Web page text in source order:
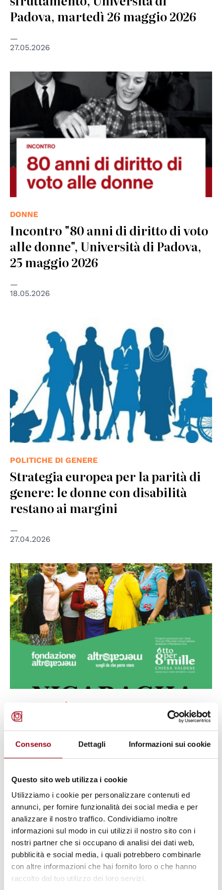
Consenso Dettagli Informazioni sui cookie
Questo sito web utilizza i cookie
Utilizziamo i cookie per personalizzare contenuti ed
annunci, per fornire funzionalità dei social media e per
analizzare il nostro traffico. Condividiamo inoltre
informazioni sul modo in cui utilizzi il nostro sito con i
nostri partner che si occupano di analisi dei dati web,
pubblicità e social media, i quali potrebbero combinarle
con altre informazioni che hai fornito loro o che hanno
raccolto dal tuo utilizzo dei loro servizi.
Padova, martedì 26 maggio 2026
27.05.2026
DONNE
Incontro "80 anni di diritto di voto
alle donne", Università di Padova,
25 maggio 2026
18.05.2026
POLITICHE DI GENERE
Strategia europea per la parità di
genere: le donne con disabilità
restano ai margini
27.04.2026
SOSTENIBILITÀ
Il caffè delle donne: tappa
padovana del tour nazionale Eroi
del Clima, Padova, 20 aprile 2026
17.04.2026
© Michelle Ding